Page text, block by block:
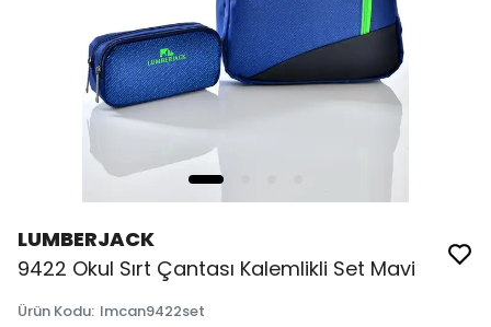
LUMBERJACK
9422 Okul Sırt Çantası Kalemlikli Set Mavi
Ürün Kodu: lmcan9422set